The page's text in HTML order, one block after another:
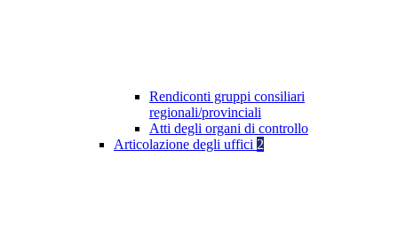
Rendiconti gruppi consiliari
regionali/provinciali
Atti degli organi di controllo
Articolazione degli uffici 2